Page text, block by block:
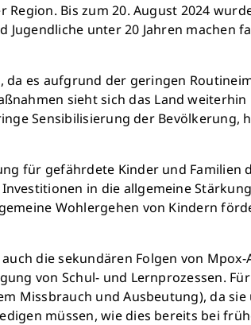
Bis zum 20. August 2024
unter 20 Jahren machen
da es aufgrund der geringen
sieht sich das Land
Sensibilisierung der
für gefährdete Kinder und
in die allgemeine
Wohlergehen von Kindern
die sekundären Folgen von
von Schul- und Lernprozessen.
Missbrauch und Ausbeutung), da
müssen, wie dies bereits bei